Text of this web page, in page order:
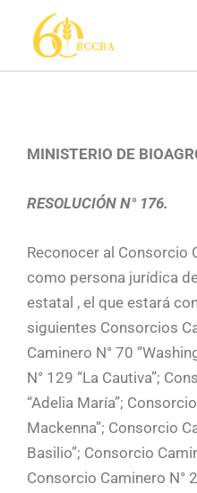
contenido
MINISTERIO DE
RESOLUCIÓN N° 176.
Reconocer al Consorcio
como persona jurídica
estatal , el que estará
siguientes Consorcios
Caminero N° 70
N° 129 “La Cautiva”;
“Adelia Ma­ría”;
Mackenna”; Consorcio
Basilio”; Consorcio
Consorcio Caminero N°